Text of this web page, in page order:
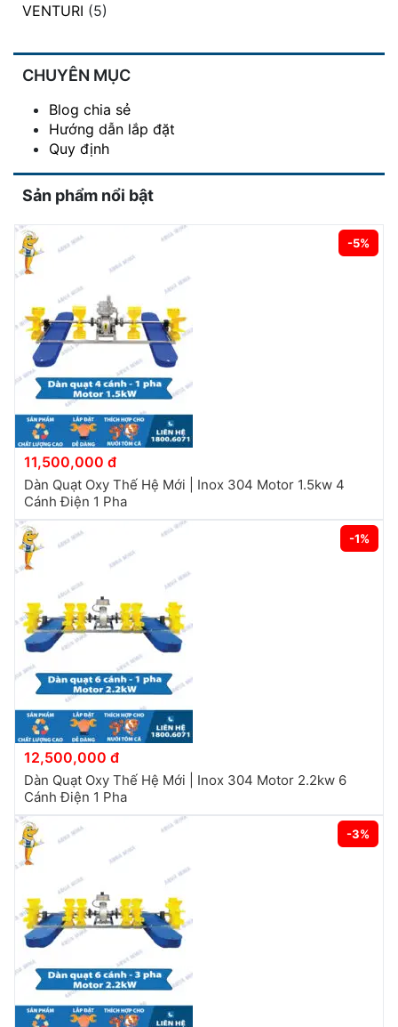
VENTURI (5)
CHUYÊN MỤC
Blog chia sẻ
Hướng dẫn lắp đặt
Quy định
Sản phẩm nổi bật
-5%
11,500,000 đ
Dàn Quạt Oxy Thế Hệ Mới | Inox 304 Motor 1.5kw 4
Cánh Điện 1 Pha
-1%
12,500,000 đ
Dàn Quạt Oxy Thế Hệ Mới | Inox 304 Motor 2.2kw 6
Cánh Điện 1 Pha
-3%